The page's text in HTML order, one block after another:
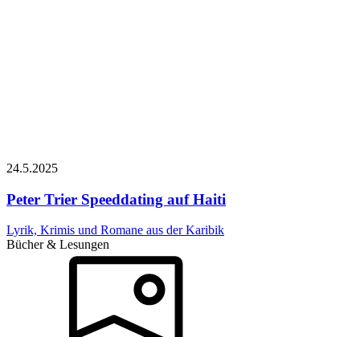
24.5.2025
Peter Trier Speeddating auf Haiti
Lyrik, Krimis und Romane aus der Karibik
Bücher & Lesungen